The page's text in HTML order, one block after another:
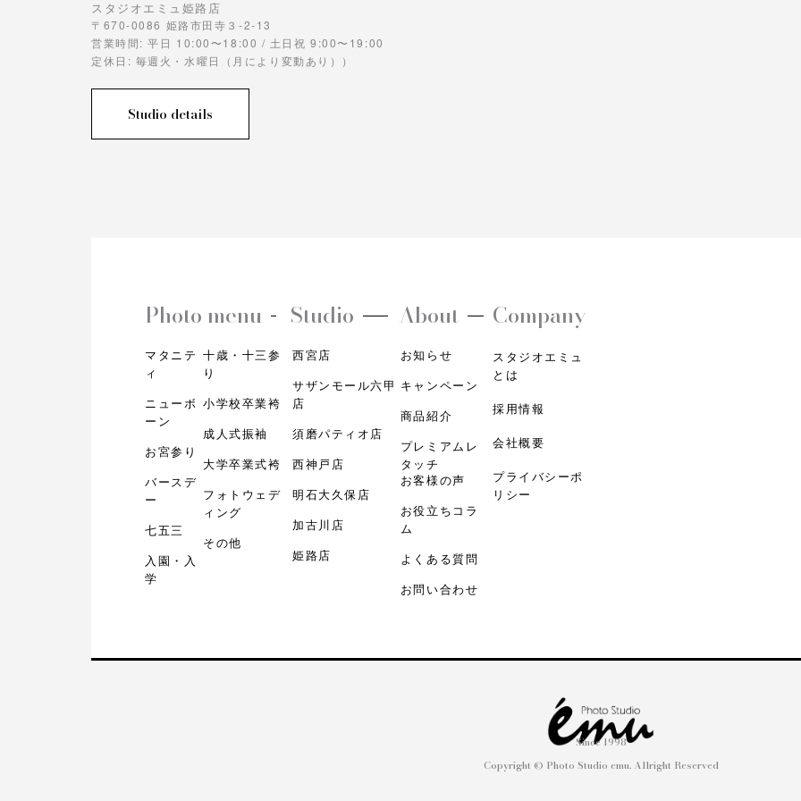
スタジオエミュ姫路店
〒670-0086 姫路市田寺３-2-13
営業時間: 平日 10:00〜18:00 / 土日祝 9:00〜19:00
定休日: 毎週火・水曜日（月により変動あり））
Studio details
Photo menu
マタニテ
ィ
ニューボ
ーン
お宮参り
バースデ
ー
七五三
入園・入
学
十歳・十三参
り
小学校卒業袴
成人式振袖
大学卒業式袴
フォトウェデ
ィング
その他
Studio
西宮店
サザンモール六甲
店
須磨パティオ店
西神戸店
明石大久保店
加古川店
姫路店
About
お知らせ
キャンペーン
商品紹介
プレミアムレ
タッチ
お客様の声
お役立ちコラ
ム
よくある質問
お問い合わせ
Company
スタジオエミュ
とは
採用情報
会社概要
プライバシーポ
リシー
Since 1998
Copyright © Photo Studio emu. Allright Reserved